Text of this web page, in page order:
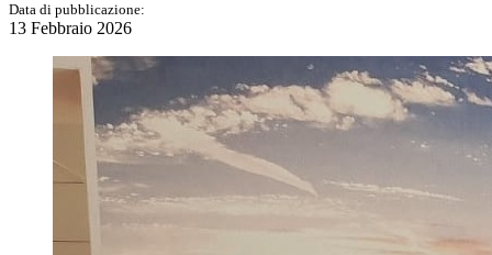
Data di pubblicazione:
13 Febbraio 2026